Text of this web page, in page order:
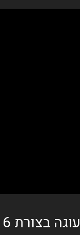
ו-0 דווקא לששים?